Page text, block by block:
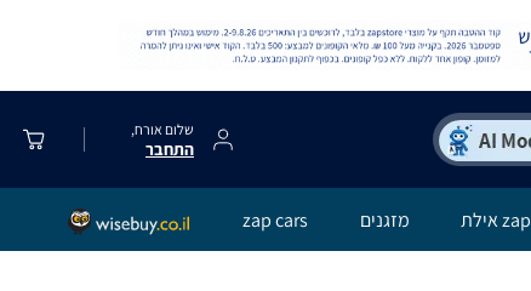
שלום אורח,
התחבר
zap אילת מזגנים zap cars